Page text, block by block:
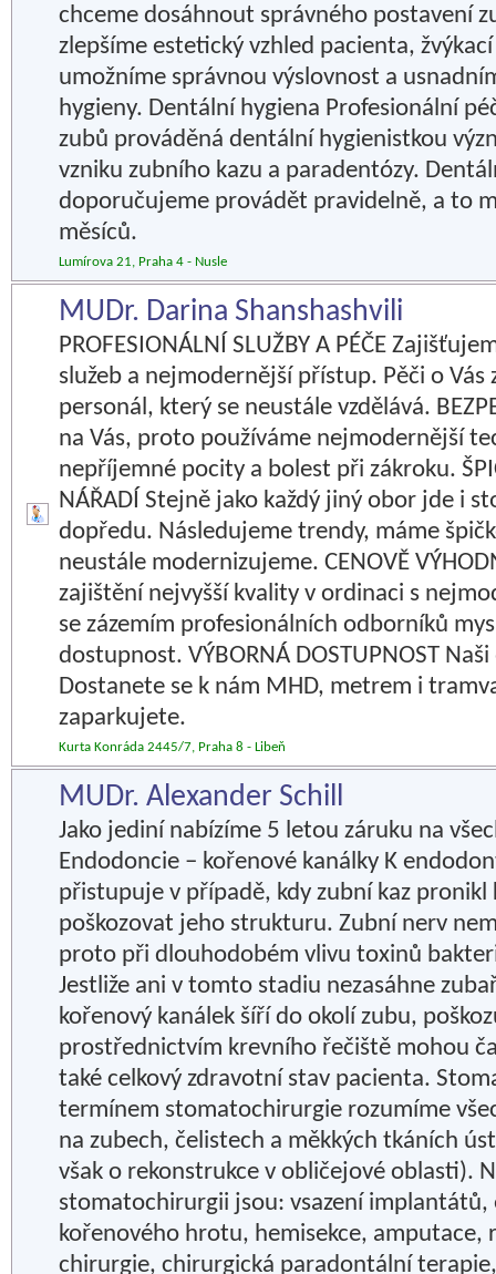
chceme dosáhnout správného postavení
zlepšíme estetický vzhled pacienta,
umožníme správnou výslovnost a
hygieny. Dentální hygiena Profesionální
zubů prováděná dentální hygienistkou
vzniku zubního kazu a paradentózy.
doporučujeme provádět pravidelně, a to
měsíců.
Lumírova 21, Praha 4 - Nusle
MUDr. Darina Shanshashvili
PROFESIONÁLNÍ SLUŽBY A PÉČE
služeb a nejmodernější přístup. Pěči o
personál, který se neustále vzdělává.
na Vás, proto používáme nejmodernější
nepříjemné pocity a bolest při zákroku.
NÁŘADÍ Stejně jako každý jiný obor jde i
dopředu. Následujeme trendy, máme
neustále modernizujeme. CENOVĚ
zajištění nejvyšší kvality v ordinaci s
se zázemím profesionálních odborníků
dostupnost. VÝBORNÁ DOSTUPNOST
Dostanete se k nám MHD, metrem i
zaparkujete.
Kurta Konráda 2445/7, Praha 8 - Libeň
MUDr. Alexander Schill
Jako jediní nabízíme 5 letou záruku na
Endodoncie – kořenové kanálky K
přistupuje v případě, kdy zubní kaz pronikl
poškozovat jeho strukturu. Zubní nerv
proto při dlouhodobém vlivu toxinů
Jestliže ani v tomto stadiu nezasáhne
kořenový kanálek šíří do okolí zubu,
prostřednictvím krevního řečiště mohou
také celkový zdravotní stav pacienta.
termínem stomatochirurgie rozumíme
na zubech, čelistech a měkkých tkáních
však o rekonstrukce v obličejové oblasti).
stomatochirurgii jsou: vsazení implantátů,
kořenového hrotu, hemisekce,
chirurgie, chirurgická paradontální